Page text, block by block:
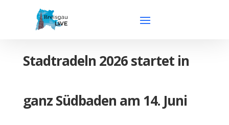
Stadtradeln 2026 startet in
ganz Südbaden am 14. Juni